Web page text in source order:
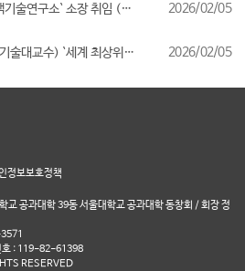
오대균 동문(81학번) `국가녹색기술연구소` 소장 취임 (2026/2월)
2026/02/05
유승훈 동문(88학번, 서울과학기술대교수) `세계 최상위 연구자 2025` 등재
2026/02/05
정보보호정책
교 공과대학 39동 서울대학교 공과대학 동창회 / 회장 정
: 119-82-61398
RESERVED